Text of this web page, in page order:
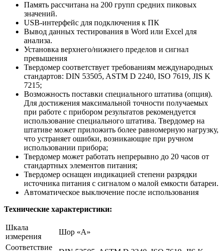
Память рассчитана на 200 групп средних пиковых
значений.
USB-интерфейс для подключения к ПК
Вывод данных тестирования в Word или Excel для
анализа.
Установка верхнего/нижнего пределов и сигнал
превышения
Твердомер соответствует требованиям международных
стандартов: DIN 53505, ASTM D 2240, ISO 7619, JIS K
7215;
Возможность поставки специального штатива (опция).
Для достижения максимальной точности получаемых
при работе с прибором результатов рекомендуется
использование специального штатива. Твердомер на
штативе может приложить более равномерную нагрузку,
что устраняет ошибки, возникающие при ручном
использовании прибора;
Твердомер может работать непрерывно до 20 часов от
стандартных элементов питания;
Твердомер оснащен индикацией степени разрядки
источника питания с сигналом о малой емкости батареи.
Автоматическое выключение после использования
Технические характеристики:
Шкала
измерения
Шор «А»
Соответствие